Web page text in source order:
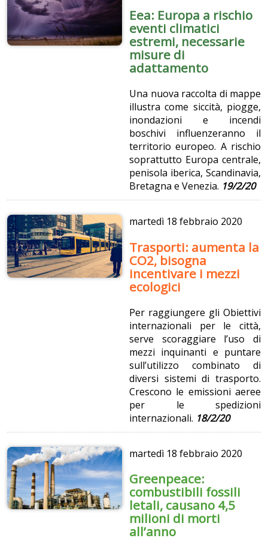
Eea: Europa a rischio
eventi climatici
estremi, necessarie
misure di
adattamento
Una nuova raccolta di mappe
illustra come siccità, piogge,
inondazioni e incendi
boschivi influenzeranno il
territorio europeo. A rischio
soprattutto Europa centrale,
penisola iberica, Scandinavia,
Bretagna e Venezia. 19/2/20
martedì 18 febbraio 2020
Trasporti: aumenta la
CO2, bisogna
incentivare i mezzi
ecologici
Per raggiungere gli Obiettivi
internazionali per le città,
serve scoraggiare l’uso di
mezzi inquinanti e puntare
sull’utilizzo combinato di
diversi sistemi di trasporto.
Crescono le emissioni aeree
per le spedizioni
internazionali. 18/2/20
martedì 18 febbraio 2020
Greenpeace:
combustibili fossili
letali, causano 4,5
milioni di morti
all’anno